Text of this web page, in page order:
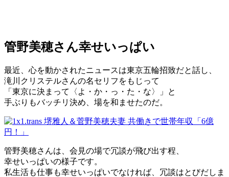
管野美穂さん幸せいっぱい
最近、心を動かされたニュースは東京五輪招致だと話し、
滝川クリステルさんの名セリフをもじって
「東京に決まって〈よ・か・っ・た・な〉」と
手ぶりもバッチリ決め、場を和ませたのだ。
管野美穂さんは、会見の場で冗談が飛び出す程、
幸せいっぱいの様子です。
私生活も仕事も幸せいっぱいでなければ、冗談はとびだしま